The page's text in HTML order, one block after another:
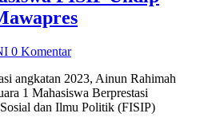
0 Komentar
angkatan 2023, Ainun Rahimah
1 Mahasiswa Berprestasi
dan Ilmu Politik (FISIP)